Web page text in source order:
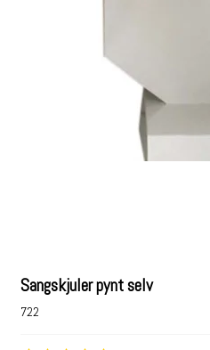
Sangskjuler pynt selv
722